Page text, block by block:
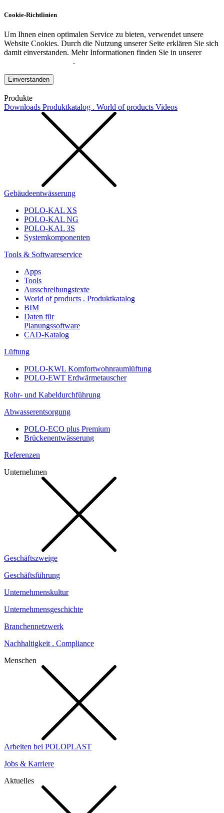
Cookie-Richtlinien
Um Ihnen einen optimalen Service zu bieten, verwendet unsere
Website Cookies. Durch die Nutzung unserer Seite erklären Sie sich
damit einverstanden. Mehr Informationen finden Sie in unserer
.
Einverstanden
Produkte
Downloads Produktkatalog . World of products Videos
Gebäudeentwässerung
POLO-KAL XS
POLO-KAL NG
POLO-KAL 3S
Systemkomponenten
Tools & Softwareservice
Apps
Tools
Ausschreibungstexte
World of products . Produktkatalog
BIM
Daten für
Planungssoftware
CAD-Katalog
Lüftung
POLO-KWL Komfortwohnraumlüftung
POLO-EWT Erdwärmetauscher
Rohr- und Kabeldurchführung
Abwasserentsorgung
POLO-ECO plus Premium
Brückenentwässerung
Referenzen
Unternehmen
Geschäftszweige
Geschäftsführung
Unternehmenskultur
Unternehmensgeschichte
Branchennetzwerk
Nachhaltigkeit . Compliance
Menschen
Arbeiten bei POLOPLAST
Jobs & Karriere
Aktuelles